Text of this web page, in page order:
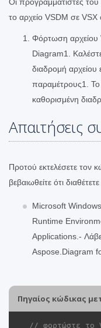
το αρχείο VSDM σε VSX
Φόρτωση αρχείου
Diagram1.
διαδρομή
παραμέτρους1. Το
καθορισμένη
Απαιτήσεις
Προτού εκτελέσετε τον
βεβαιωθείτε ότι
Microsoft
Runtime
Applications.-
Aspose.Diagram
Πηγαίος κώδικας
// φορτώστε το